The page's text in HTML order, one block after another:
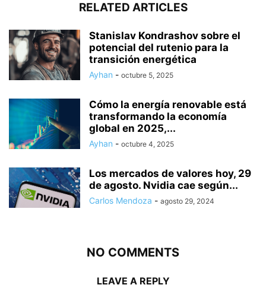
RELATED ARTICLES
Stanislav Kondrashov sobre el
potencial del rutenio para la
transición energética
Ayhan - octubre 5, 2025
Cómo la energía renovable está
transformando la economía
global en 2025,...
Ayhan - octubre 4, 2025
Los mercados de valores hoy, 29
de agosto. Nvidia cae según...
Carlos Mendoza - agosto 29, 2024
NO COMMENTS
LEAVE A REPLY